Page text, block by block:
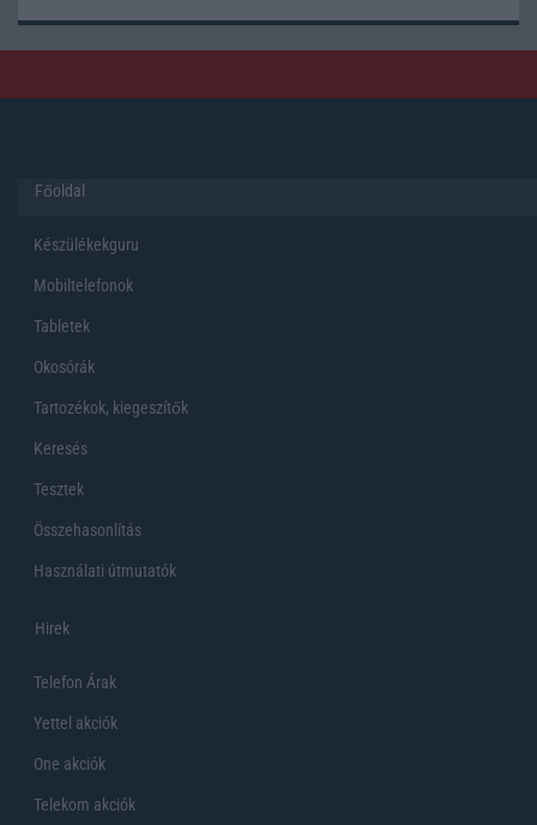
Főoldal
Készülékekguru
Mobiltelefonok
Tabletek
Okosórák
Tartozékok, kiegeszítők
Keresés
Tesztek
Összehasonlítás
Használati útmutatók
Hirek
Telefon Árak
Yettel akciók
One akciók
Telekom akciók